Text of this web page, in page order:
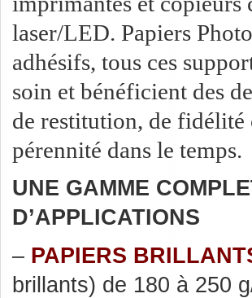
laser/LED. Papiers
adhésifs, tous ces
soin et bénéficient des
de restitution, de fidélité
pérennité dans le temps.
UNE GAMME
D’APPLICATIONS
– PAPIERS
brillants) de 180 à 250